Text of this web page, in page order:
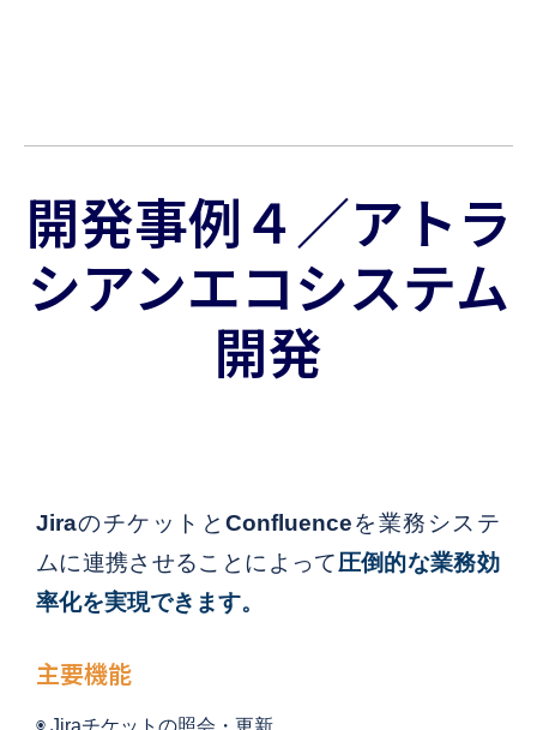
開発事例４／アトラ
シアンエコシステム
開発
JiraのチケットとConfluenceを業務システ
ムに連携させることによって圧倒的な業務効
率化を実現できます。
主要機能
◉ Jiraチケットの照会・更新